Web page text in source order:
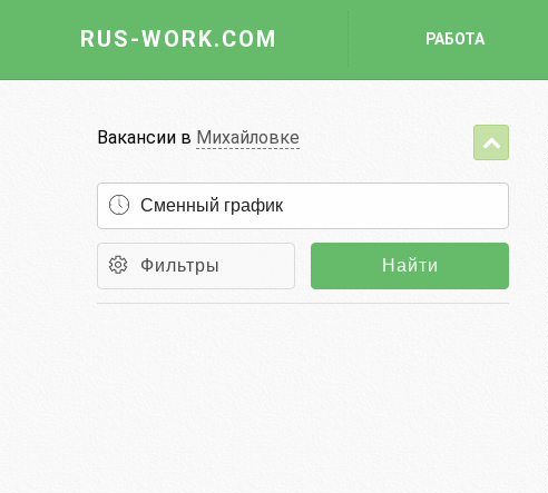
RUS-WORK.COM РАБОТА
Профессии
Вакансии в Михайловке
Фильтры Найти